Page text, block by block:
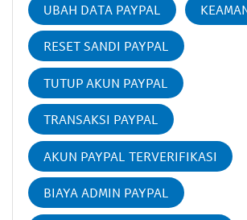
UBAH DATA PAYPAL
RESET SANDI PAYPAL
TUTUP AKUN PAYPAL
TRANSAKSI PAYPAL
AKUN PAYPAL TERVERIFIKASI
BIAYA ADMIN PAYPAL